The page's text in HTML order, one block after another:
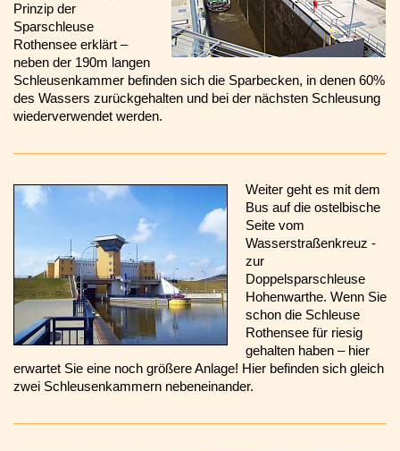
Prinzip der
Sparschleuse
Rothensee erklärt –
neben der 190m langen
Schleusenkammer befinden sich die Sparbecken, in denen 60%
des Wassers zurückgehalten und bei der nächsten Schleusung
wiederverwendet werden.
Weiter geht es mit dem
Bus auf die ostelbische
Seite vom
Wasserstraßenkreuz -
zur
Doppelsparschleuse
Hohenwarthe. Wenn Sie
schon die Schleuse
Rothensee für riesig
gehalten haben – hier
erwartet Sie eine noch größere Anlage! Hier befinden sich gleich
zwei Schleusenkammern nebeneinander.